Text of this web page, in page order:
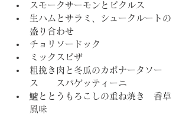
スモークサーモンとピクルス
生ハムとサラミ、シュークルートの
盛り合わせ
チョリソードック
ミックスピザ
粗挽き肉と冬瓜のカポナータソー
ス　　スパゲッティーニ
鱸ととうもろこしの重ね焼き　香草
風味